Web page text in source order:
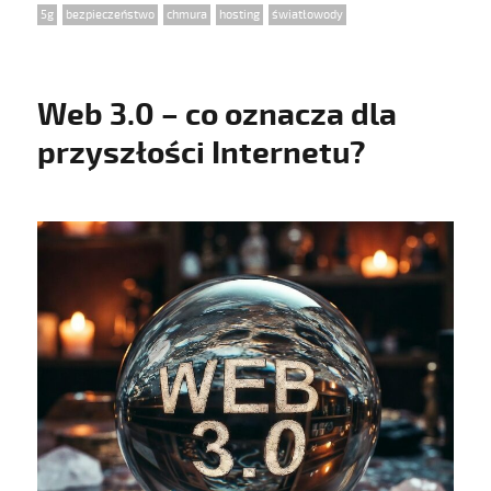
Tags
5g bezpieczeństwo chmura hosting światłowody
Web 3.0 – co oznacza dla
przyszłości Internetu?